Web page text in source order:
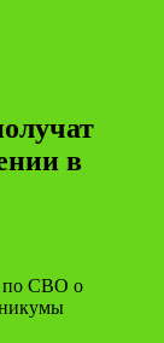
в
по СВО о